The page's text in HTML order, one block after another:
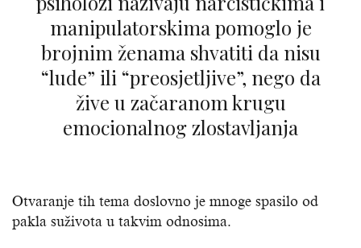
manipulatorskima pomoglo je
brojnim ženama shvatiti da nisu
“lude” ili “preosjetljive”, nego da
žive u začaranom krugu
emocionalnog zlostavljanja
Otvaranje tih tema doslovno je mnoge spasilo od
pakla suživota u takvim odnosima.